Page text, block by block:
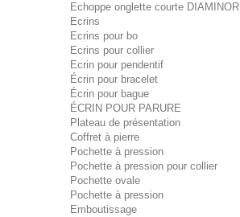
Echoppe onglette courte DIAMINOR
Ecrins
Ecrins pour bo
Ecrins pour collier
Ecrin pour pendentif
Écrin pour bracelet
Écrin pour bague
ÉCRIN POUR PARURE
Plateau de présentation
Coffret à pierre
Pochette à pression
Pochette à pression pour collier
Pochette ovale
Pochette à pression
Emboutissage